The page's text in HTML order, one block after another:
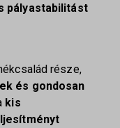
pályastabilitást
része,
és gondosan
kis